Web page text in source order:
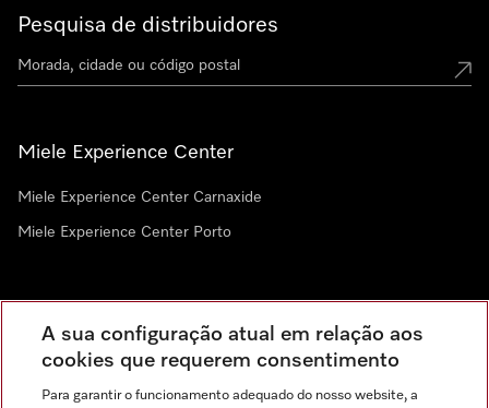
Pesquisa de distribuidores
Miele Experience Center
Miele Experience Center Carnaxide
Miele Experience Center Porto
A sua configuração atual em relação aos
cookies que requerem consentimento
Para garantir o funcionamento adequado do nosso website, a